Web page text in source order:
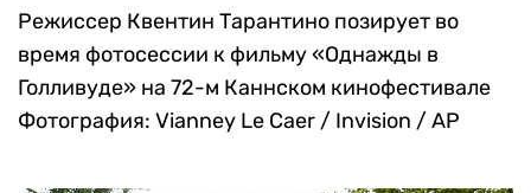
Режиссер Квентин Тарантино позирует во
время фотосессии к фильму «Однажды в
Голливуде» на 72-м Каннском кинофестивале
Фотография: Vianney Le Caer / Invision / AP